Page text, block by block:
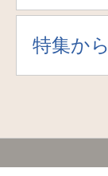
特集か